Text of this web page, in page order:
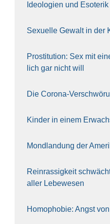
Ideo­lo­gien und Eso­te­rik
Sexu­el­le Gewalt in der
Pro­sti­tu­ti­on: Sex mit
lich gar nicht will
Die Coro­na-
Kin­der in einem
Mond­lan­dung der
Rein­ras­sig­keit
aller Lebe­we­sen
Homo­pho­bie: Angst